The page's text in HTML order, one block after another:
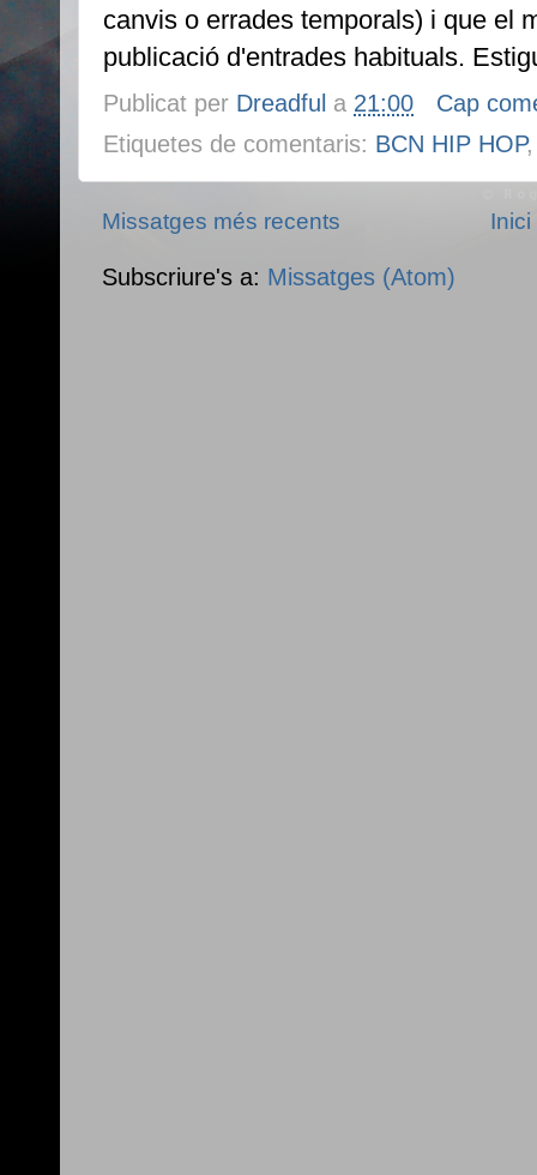
canvis o errades temporals) i que el
publicació d'entrades habituals.
Publicat per Dreadful a 21:00
Cap
Etiquetes de comentaris: BCN HIP HOP
Missatges més recents Inici
Subscriure's a: Missatges (Atom)